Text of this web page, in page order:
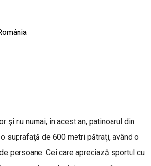
şi nu numai, în acest an, patinoarul din
o suprafaţă de 600 metri pătraţi, având o
persoane. Cei care apreciază sportul cu